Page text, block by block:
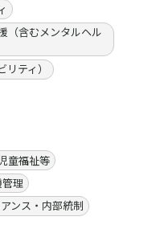
（含むメンタルヘル
ティ）
童福祉等
理
ンス・内部統制